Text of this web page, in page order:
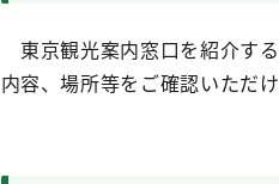
東京観光案内窓口を紹介す
内容、場所等をご確認いただけ